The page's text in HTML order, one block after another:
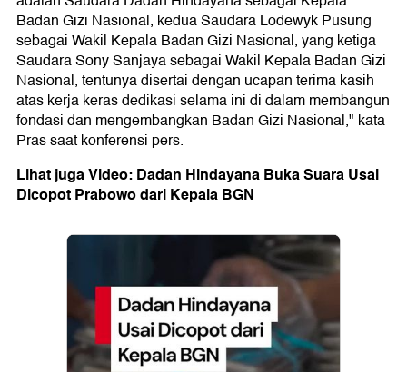
Badan Gizi Nasional, kedua Saudara Lodewyk Pusung
sebagai Wakil Kepala Badan Gizi Nasional, yang ketiga
Saudara Sony Sanjaya sebagai Wakil Kepala Badan Gizi
Nasional, tentunya disertai dengan ucapan terima kasih
atas kerja keras dedikasi selama ini di dalam membangun
fondasi dan mengembangkan Badan Gizi Nasional," kata
Pras saat konferensi pers.
Lihat juga Video: Dadan Hindayana Buka Suara Usai
Dicopot Prabowo dari Kepala BGN